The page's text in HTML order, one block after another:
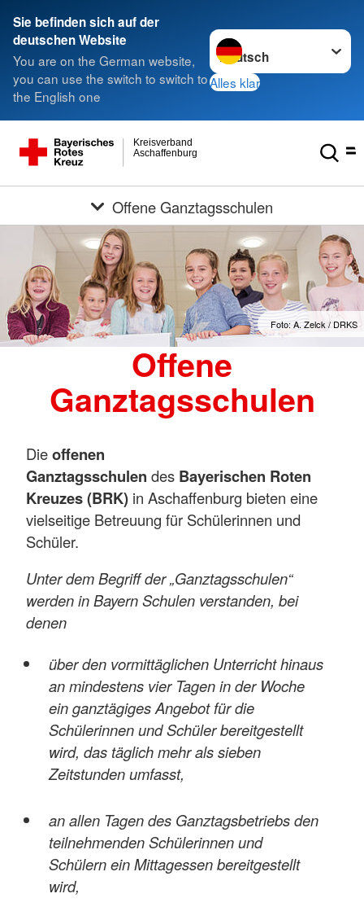
Sie befinden sich auf der
deutschen Website
You are on the German website,
you can use the switch to switch to
the English one
Sprache wechseln zu
Alles klar
Aschaffenburg
Kreisverband
Offene Ganztagsschulen
Foto: A. Zelck / DRKS
Offene
Ganztagsschulen
Dieoffenen
Ganztagsschulen des Bayerischen Roten
Kreuzes (BRK) in Aschaffenburg bieten eine
vielseitige Betreuung für Schülerinnen und
Schüler.
Unter dem Begriff der „Ganztagsschulen“
werden in Bayern Schulen verstanden, bei
denen
über den vormittäglichen Unterricht hinaus
an mindestens vier Tagen in der Woche
ein ganztägiges Angebot für die
Schülerinnen und Schüler bereitgestellt
wird, das täglich mehr als sieben
Zeitstunden umfasst,
an allen Tagen des Ganztagsbetriebs den
teilnehmenden Schülerinnen und
Schülern ein Mittagessen bereitgestellt
wird,